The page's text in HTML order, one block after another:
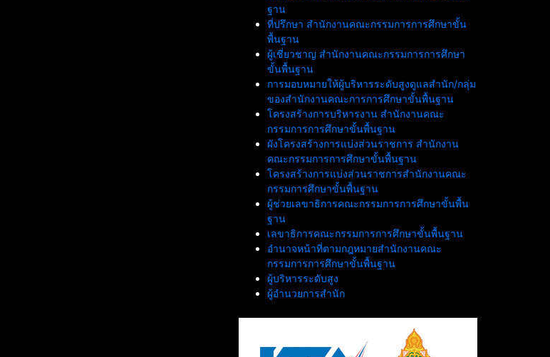
ฐาน
ที่ปรึกษา สำนักงานคณะกรรมการการศึกษาขั้น
พื้นฐาน
ผู้เชี่ยวชาญ สำนักงานคณะกรรมการการศึกษา
ขั้นพื้นฐาน
การมอบหมายให้ผู้บริหารระดับสูงดูแลสำนัก/กลุ่ม
ของสำนักงานคณะการการศึกษาขั้นพื้นฐาน
โครงสร้างการบริหารงาน สำนักงานคณะ
กรรมการการศึกษาขั้นพื้นฐาน
ผังโครงสร้างการแบ่งส่วนราชการ สำนักงาน
คณะกรรมการการศึกษาขั้นพื้นฐาน
โครงสร้างการแบ่งส่วนราชการสำนักงานคณะ
กรรมการศึกษาขั้นพื้นฐาน
ผู้ช่วยเลขาธิการคณะกรรมการการศึกษาขั้นพื้น
ฐาน
เลขาธิการคณะกรรมการการศึกษาขั้นพื้นฐาน
อำนาจหน้าที่ตามกฎหมายสำนักงานคณะ
กรรมการการศึกษาขั้นพื้นฐาน
ผู้บริหารระดับสูง
ผู้อำนวยการสำนัก